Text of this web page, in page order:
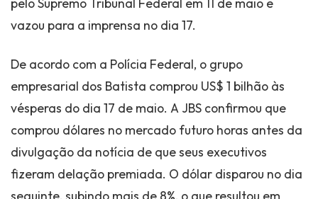
vazou para a imprensa no dia 17.
De acordo com a Polícia Federal, o grupo
empresarial dos Batista comprou US$ 1 bilhão às
vésperas do dia 17 de maio. A JBS confirmou que
comprou dólares no mercado futuro horas antes da
divulgação da notícia de que seus executivos
fizeram delação premiada. O dólar disparou no dia
seguinte, subindo mais de 8%, o que resultou em